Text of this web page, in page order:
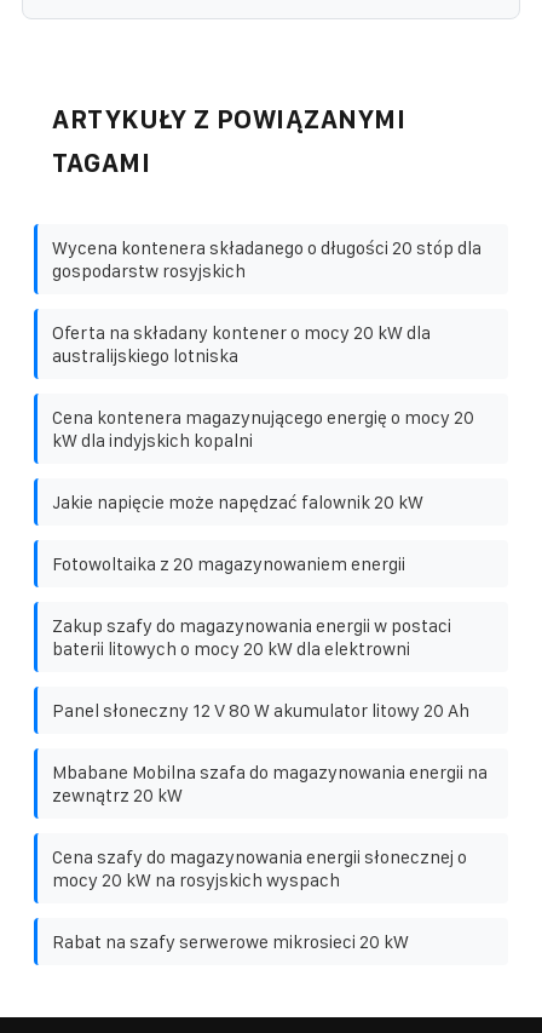
ARTYKUŁY Z POWIĄZANYMI
TAGAMI
Wycena kontenera składanego o długości 20 stóp dla
gospodarstw rosyjskich
Oferta na składany kontener o mocy 20 kW dla
australijskiego lotniska
Cena kontenera magazynującego energię o mocy 20
kW dla indyjskich kopalni
Jakie napięcie może napędzać falownik 20 kW
Fotowoltaika z 20 magazynowaniem energii
Zakup szafy do magazynowania energii w postaci
baterii litowych o mocy 20 kW dla elektrowni
Panel słoneczny 12 V 80 W akumulator litowy 20 Ah
Mbabane Mobilna szafa do magazynowania energii na
zewnątrz 20 kW
Cena szafy do magazynowania energii słonecznej o
mocy 20 kW na rosyjskich wyspach
Rabat na szafy serwerowe mikrosieci 20 kW